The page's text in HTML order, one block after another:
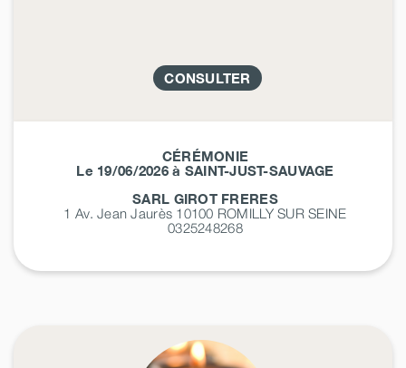
CONSULTER
CÉRÉMONIE
Le 19/06/2026 à SAINT-JUST-SAUVAGE
SARL GIROT FRERES
1 Av. Jean Jaurès 10100 ROMILLY SUR SEINE
0325248268